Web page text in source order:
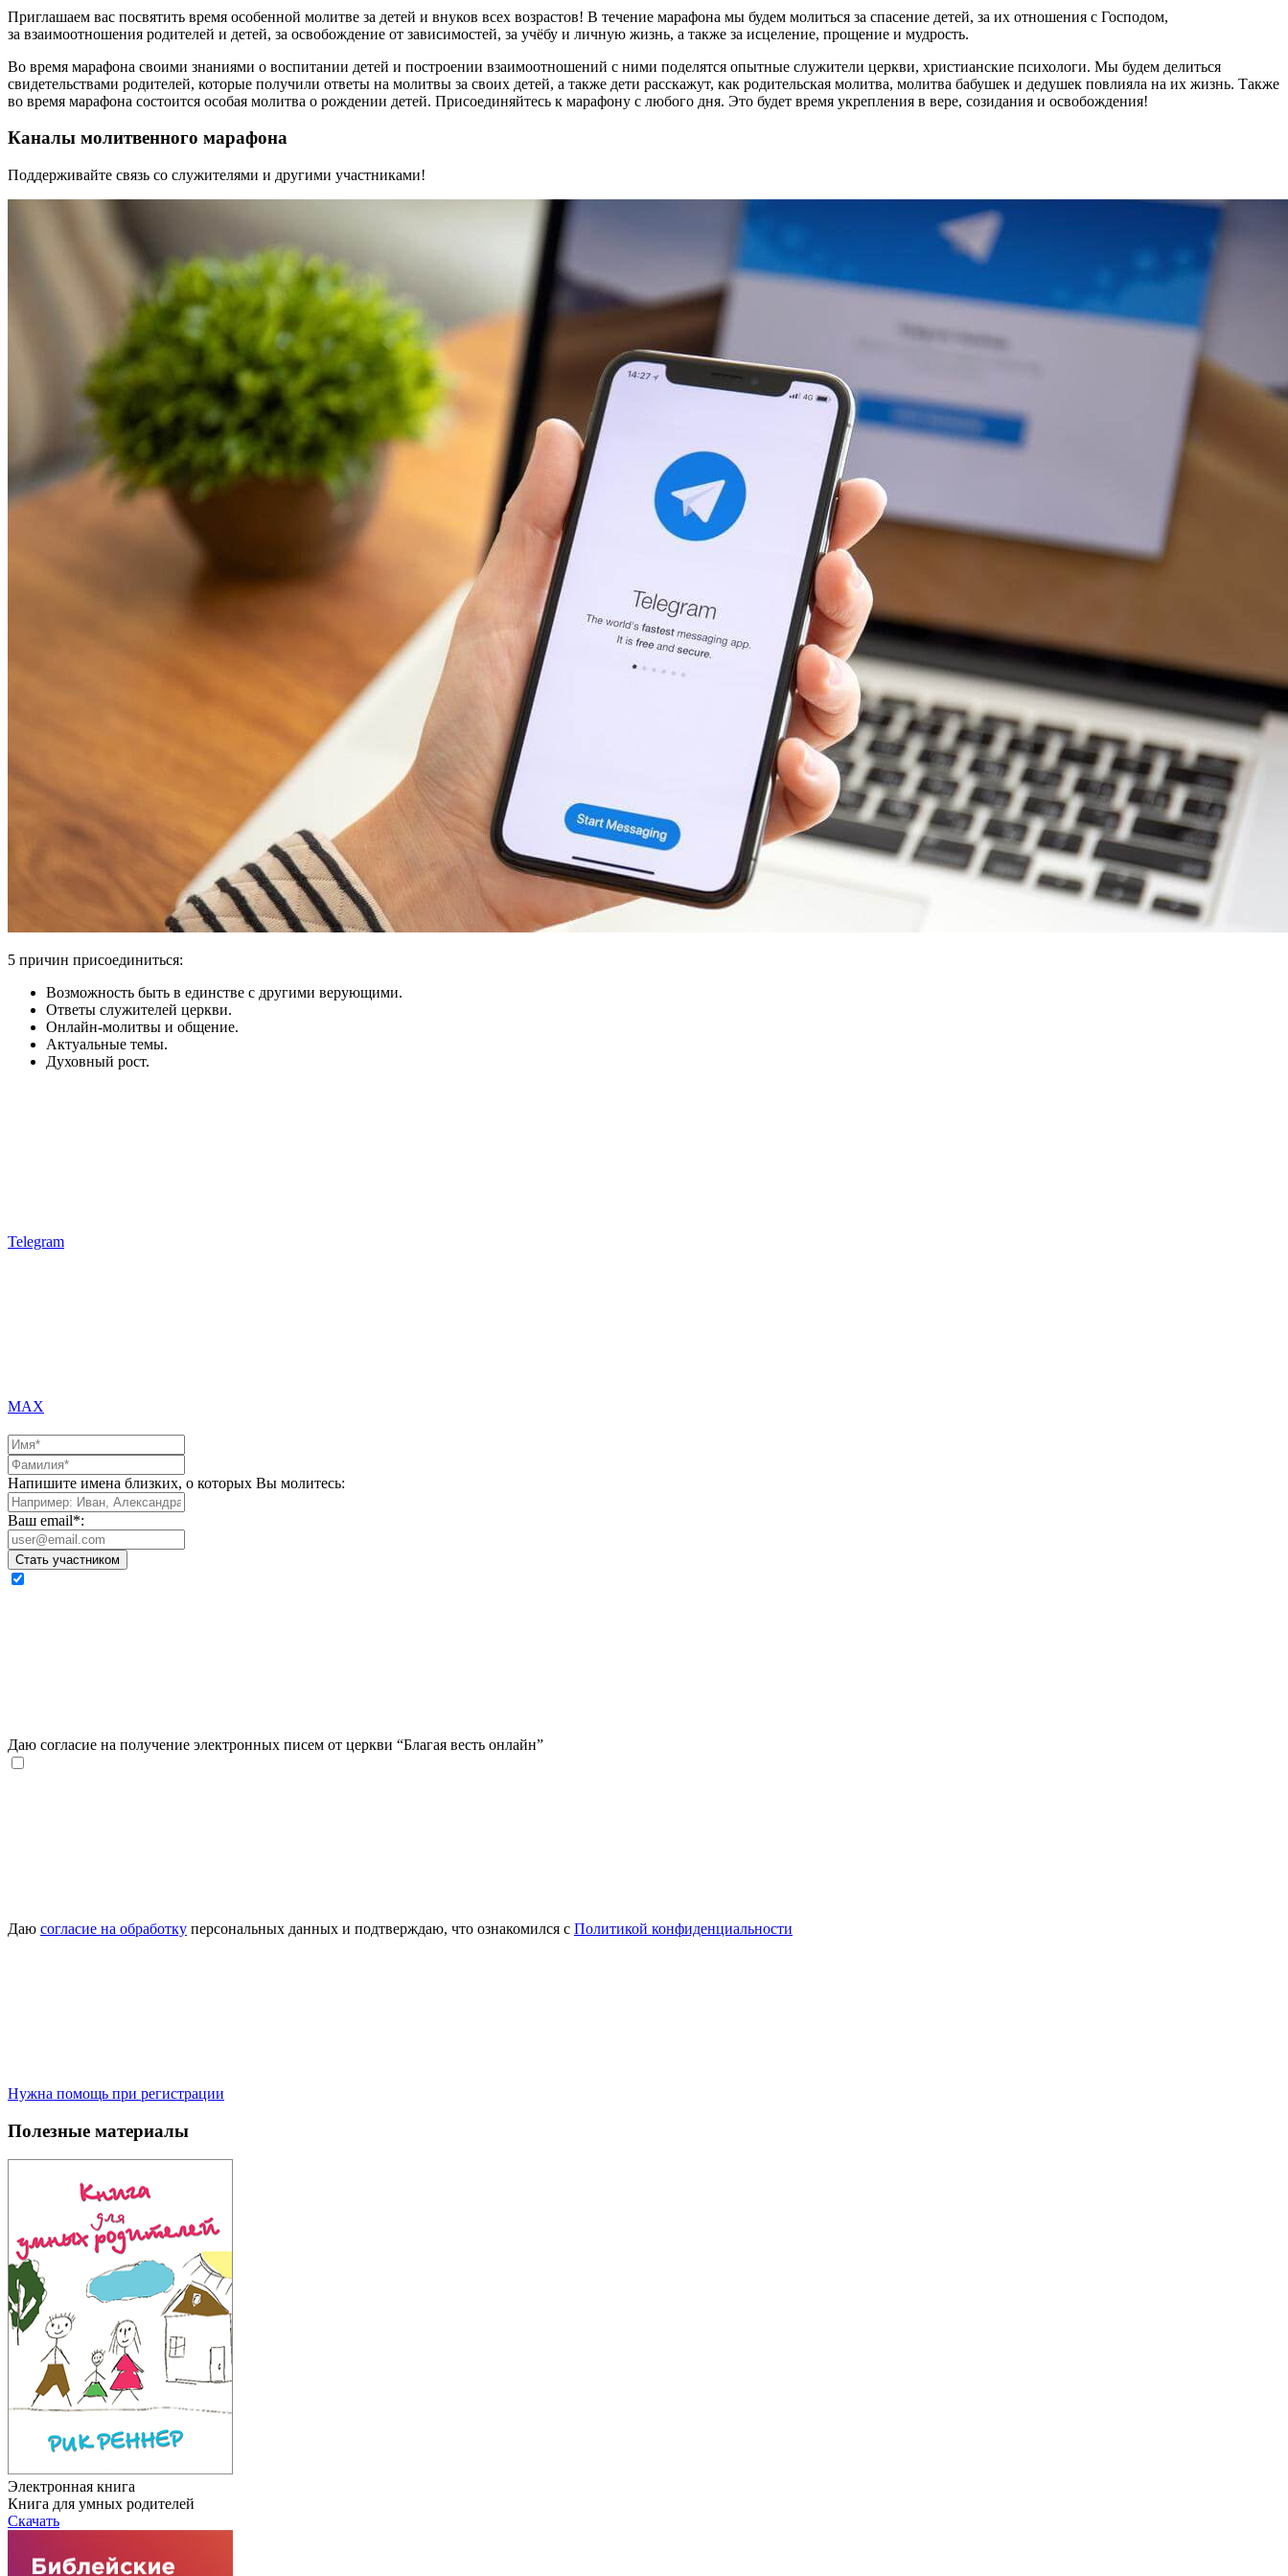
Приглашаем вас посвятить время особенной молитве за детей и внуков всех возрастов! В течение марафона мы будем молиться за спасение детей, за их отношения с Господом,
за взаимоотношения родителей и детей, за освобождение от зависимостей, за учёбу и личную жизнь, а также за исцеление, прощение и мудрость.
Во время марафона своими знаниями о воспитании детей и построении взаимоотношений с ними поделятся опытные служители церкви, христианские психологи. Мы будем делиться
свидетельствами родителей, которые получили ответы на молитвы за своих детей, а также дети расскажут, как родительская молитва, молитва бабушек и дедушек повлияла на их жизнь. Также
во время марафона состоится особая молитва о рождении детей. Присоединяйтесь к марафону с любого дня. Это будет время укрепления в вере, созидания и освобождения!
Каналы молитвенного марафона
Поддерживайте связь со служителями и другими участниками!
5 причин присоединиться:
Возможность быть в единстве с другими верующими.
Ответы служителей церкви.
Онлайн-молитвы и общение.
Актуальные темы.
Духовный рост.
Telegram
MAX
Напишите имена близких, о которых Вы молитесь:
Ваш email*:
Стать участником
Даю согласие на получение электронных писем от церкви “Благая весть онлайн”
Даю согласие на обработку персональных данных и подтверждаю, что ознакомился с Политикой конфиденциальности
Нужна помощь при регистрации
Полезные материалы
Электронная книга
Книга для умных родителей
Скачать